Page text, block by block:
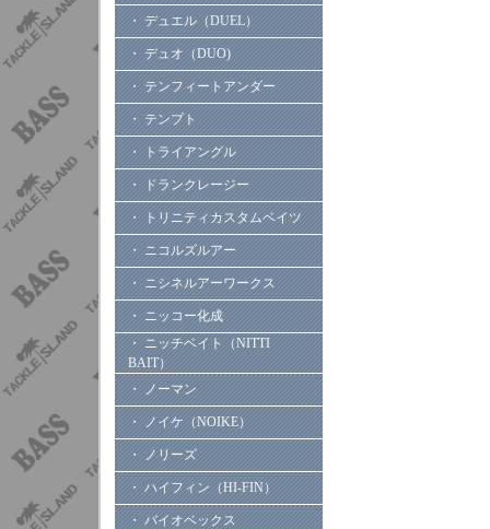
・ デュエル（DUEL）
・ デュオ（DUO)
・ テンフィートアンダー
・ テンプト
・ トライアングル
・ ドランクレージー
・ トリニティカスタムベイツ
・ ニコルズルアー
・ ニシネルアーワークス
・ ニッコー化成
・ ニッチベイト（NITTI
BAIT）
・ ノーマン
・ ノイケ（NOIKE）
・ ノリーズ
・ ハイフィン（HI-FIN）
・ バイオベックス